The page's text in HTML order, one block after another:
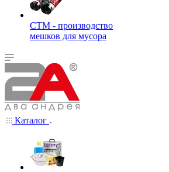
СТМ - производство
мешков для мусора
Каталог